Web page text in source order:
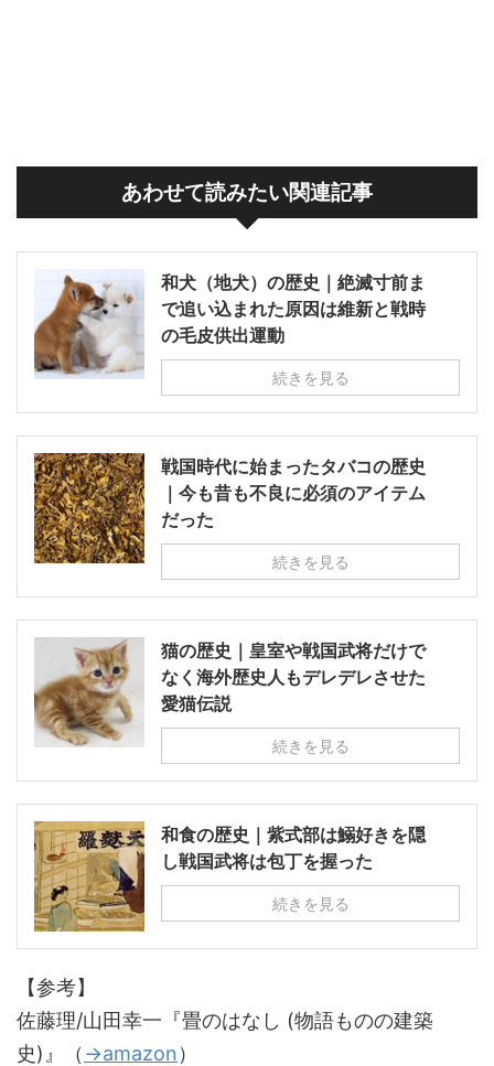
あわせて読みたい関連記事
和犬（地犬）の歴史｜絶滅寸前ま
で追い込まれた原因は維新と戦時
の毛皮供出運動
続きを見る
戦国時代に始まったタバコの歴史
｜今も昔も不良に必須のアイテム
だった
続きを見る
猫の歴史｜皇室や戦国武将だけで
なく海外歴史人もデレデレさせた
愛猫伝説
続きを見る
和食の歴史｜紫式部は鰯好きを隠
し戦国武将は包丁を握った
続きを見る
【参考】
佐藤理/山田幸一『畳のはなし (物語ものの建築
史)』（ →amazon）